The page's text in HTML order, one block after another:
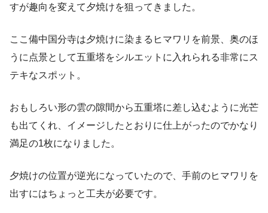
すが趣向を変えて夕焼けを狙ってきました。
ここ備中国分寺は夕焼けに染まるヒマワリを前景、奥のほ
うに点景として五重塔をシルエットに入れられる非常にス
テキなスポット。
おもしろい形の雲の隙間から五重塔に差し込むように光芒
も出てくれ、イメージしたとおりに仕上がったのでかなり
満足の1枚になりました。
夕焼けの位置が逆光になっていたので、手前のヒマワリを
出すにはちょっと工夫が必要です。